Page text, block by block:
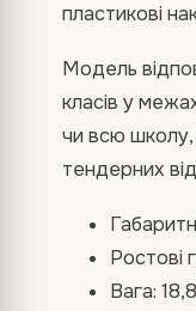
пластикові
Модель
класів у
чи всю школу,
тендерних
Ростові
Вага: